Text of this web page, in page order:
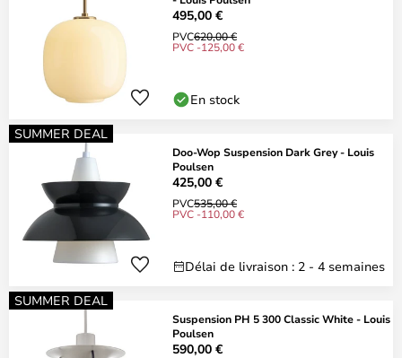
495,00 €
PVC620,00 €
PVC -125,00 €
En stock
SUMMER DEAL
Doo-Wop Suspension Dark Grey - Louis
Poulsen
425,00 €
PVC535,00 €
PVC -110,00 €
Délai de livraison : 2 - 4 semaines
SUMMER DEAL
Suspension PH 5 300 Classic White - Louis
Poulsen
590,00 €